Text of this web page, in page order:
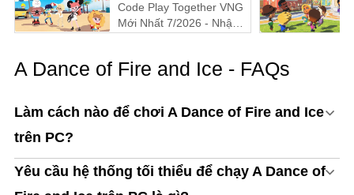
CHAMELEON Trên PC!
Code Play Together VNG
Mới Nhất 7/2026 - Nhận
A Dance of Fire and Ice - FAQs
Làm cách nào để chơi A Dance of Fire and Ice
trên PC?
Yêu cầu hệ thống tối thiểu để chạy A Dance of